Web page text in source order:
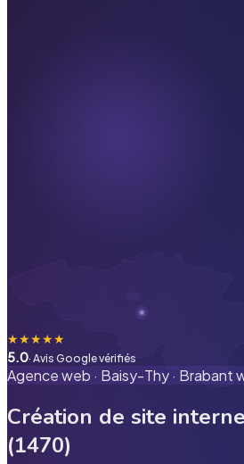
★★★★★
5.0· Avis Google vérifiés
Agence web · Baisy-Thy· Brabant
Création de site
(1470)